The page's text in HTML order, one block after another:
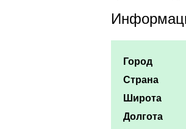
Город
Страна
Широта
Долгота